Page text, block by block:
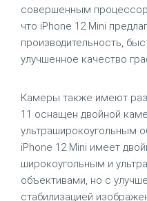
совершенным
что iPhone 12 Mini
производительность,
улучшенное качество
Камеры также имеют
11 оснащен двойной
ультраширокоугольным
iPhone 12 Mini имеет
широкоугольным и
объективами, но с
стабилизацией